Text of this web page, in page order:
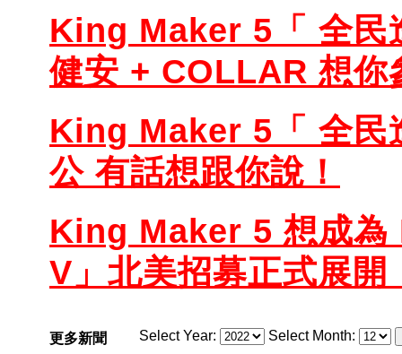
King Maker 5「 全民
健安 + COLLAR 想你
King Maker 5「 全民
公 有話想跟你說！
King Maker 5 想成
V」北美招募正式展開
Select Year: Select Month:
更多新聞